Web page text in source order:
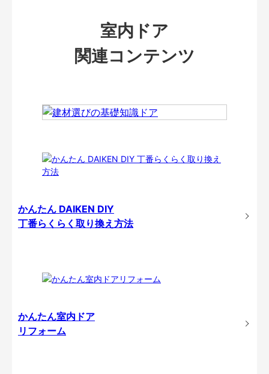
室内ドア
関連コンテンツ
かんたん DAIKEN DIY
丁番らくらく取り換え方法
かんたん室内ドア
リフォーム